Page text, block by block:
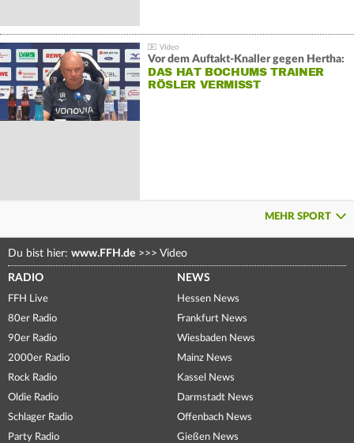
Vor dem Auftakt-Knaller gegen Hertha:
DAS HAT BOCHUMS TRAINER
RÖSLER VERMISST
MEHR SPORT
Du bist hier: www.FFH.de >>> Video
RADIO
FFH Live
80er Radio
90er Radio
2000er Radio
Rock Radio
Oldie Radio
Schlager Radio
Party Radio
NEWS
Hessen News
Frankfurt News
Wiesbaden News
Mainz News
Kassel News
Darmstadt News
Offenbach News
Gießen News